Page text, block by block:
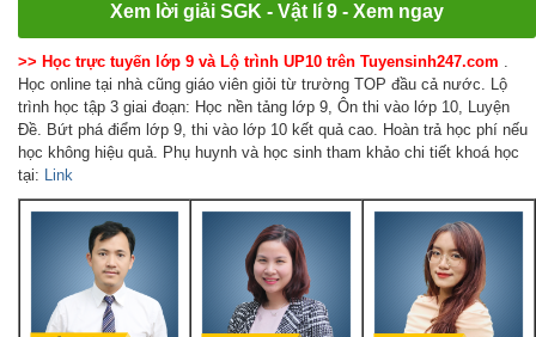
Xem lời giải SGK - Vật lí 9 - Xem ngay
>> Học trực tuyến lớp 9 và Lộ trình UP10 trên Tuyensinh247.com .
Học online tại nhà cũng giáo viên giỏi từ trường TOP đầu cả nước. Lộ
trình học tập 3 giai đoạn: Học nền tảng lớp 9, Ôn thi vào lớp 10, Luyện
Đề. Bứt phá điểm lớp 9, thi vào lớp 10 kết quả cao. Hoàn trả học phí nếu
học không hiệu quả. Phụ huynh và học sinh tham khảo chi tiết khoá học
tại: Link